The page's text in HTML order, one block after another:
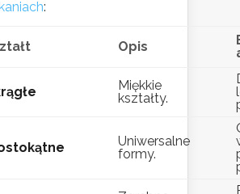
:
Opis
Miękkie
kształty.
Uniwersalne
formy.